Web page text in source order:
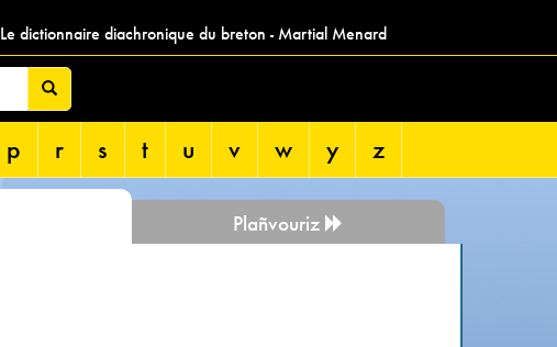
Le dictionnaire diachronique du breton - Martial Menard
p r s t u v w y z
Plañvouriz